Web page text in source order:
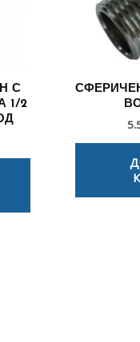
С
1/2